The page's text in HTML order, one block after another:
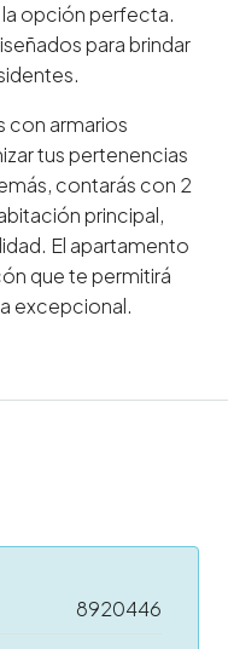
opción perfecta.
para brindar
con armarios
tus pertenencias
contarás con 2
principal,
El apartamento
que te permitirá
excepcional.
8920446